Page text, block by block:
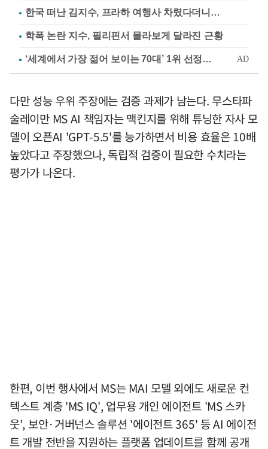
한국 떠난 김지수, 프라하 여행사 차렸다더니…
학폭 논란 지수, 필리핀서 몰라보게 달라진 근황
다만 성능 우위 주장에는 검증 과제가 남는다. 무스타파
술레이만 MS AI 책임자는 맥킨지를 위해 튜닝한 자사 모
델이 오픈AI 'GPT-5.5'를 능가하면서 비용 효율은 10배
높았다고 주장했으나, 독립적 검증이 필요한 수치라는
평가가 나온다.
한편, 이번 행사에서 MS는 MAI 모델 외에도 새로운 컨
텍스트 계층 'MS IQ', 업무용 개인 에이전트 'MS 스카
웃', 보안·거버넌스 솔루션 '에이전트 365' 등 AI 에이전
트 개발 전반을 지원하는 플랫폼 업데이트를 함께 공개